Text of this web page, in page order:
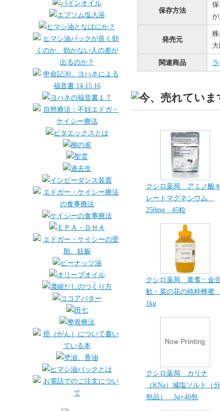
保存方法
発売元
関連商品
クシロ薬局 アミノ酸
レートマグネシウム
250mg 45粒
クシロ薬局 黄耆・金
歓・菜の花の純粋蜂
1kg
クシロ薬局 カリナ
（KNa）減塩ソルト（分
包品） 3g×40包